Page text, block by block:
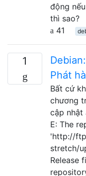
động
thì sao?
41
1
Phát
Bất cứ
chương
cập nhật
E: The
'http://
stretch/
Release